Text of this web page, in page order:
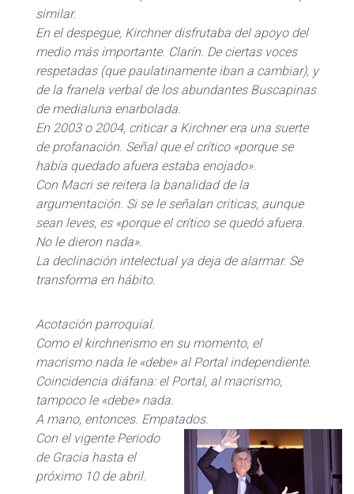
similar.
En el despegue, Kirchner disfrutaba del apoyo del
medio más importante. Clarín. De ciertas voces
respetadas (que paulatinamente iban a cambiar), y
de la franela verbal de los abundantes Buscapinas
de medialuna enarbolada.
En 2003 o 2004, criticar a Kirchner era una suerte
de profanación. Señal que el crítico «porque se
había quedado afuera estaba enojado».
Con Macri se reitera la banalidad de la
argumentación. Si se le señalan criticas, aunque
sean leves, es «porque el crítico se quedó afuera.
No le dieron nada».
La declinación intelectual ya deja de alarmar. Se
transforma en hábito.
Acotación parroquial.
Como el kirchnerismo en su momento, el
macrismo nada le «debe» al Portal independiente.
Coincidencia diáfana: el Portal, al macrismo,
tampoco le «debe» nada.
A mano, entonces. Empatados.
Con el vigente Periodo
de Gracia hasta el
próximo 10 de abril.